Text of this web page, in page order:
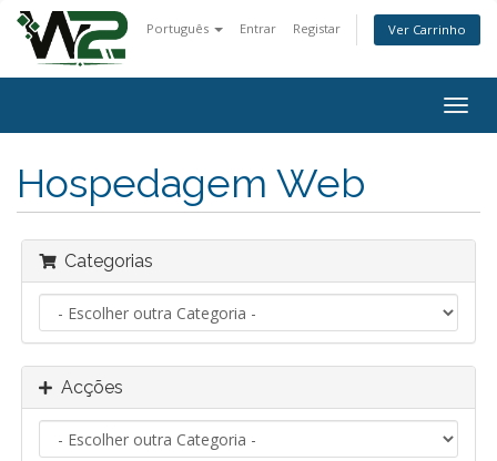
Português Entrar Registar Ver Carrinho
Hospedagem Web
Categorias
Acções